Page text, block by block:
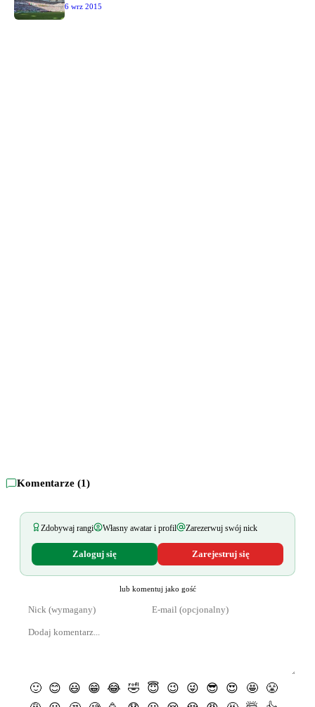
6 wrz 2015
Komentarze (1)
Zdobywaj rangi Własny awatar i profil Zarezerwuj swój nick
Zaloguj się Zarejestruj się
lub komentuj jako gość
🙂 😊 😃 😁 😂 🤣 😇 😉 😜 😎 😍 🤩
😤